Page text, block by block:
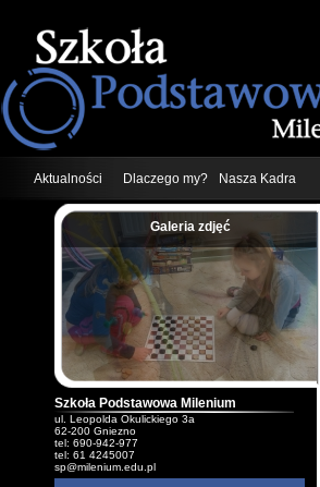
Aktualności Dlaczego my? Nasza Kadra
Galeria zdjęć
Szkoła Podstawowa Milenium
ul. Leopolda Okulickiego 3a
62-200 Gniezno
tel: 690-942-977
tel: 61 4245007
sp@milenium.edu.pl